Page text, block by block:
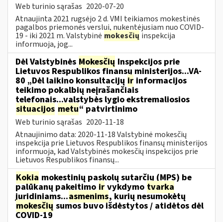
Web turinio sąrašas 2020-07-20
Atnaujinta 2021 rugsėjo 2 d. VMI teikiamos mokestinės
pagalbos priemonės verslui, nukentėjusiam nuo COVID-
19 - iki 2021 m. Valstybinė mokesčių inspekcija
informuoja, jog...
Dėl Valstybinės Mokesčių Inspekcijos prie
Lietuvos Respublikos finansų ministerijos...VA-
80 „Dėl laikino konsultacijų ir informacijos
teikimo pokalbių neįrašančiais
telefonais...valstybės lygio ekstremaliosios
situacijos metu“ patvirtinimo
Web turinio sąrašas 2020-11-18
Atnaujinimo data: 2020-11-18 Valstybinė mokesčių
inspekcija prie Lietuvos Respublikos finansų ministerijos
informuoja, kad Valstybinės mokesčių inspekcijos prie
Lietuvos Respublikos finansų...
Kokia mokestinių paskolų sutarčių (MPS) be
palūkanų pakeitimo ir vykdymo tvarka
juridiniams...asmenims, kurių nesumokėtų
mokesčių sumos buvo išdėstytos / atidėtos dėl
COVID-19